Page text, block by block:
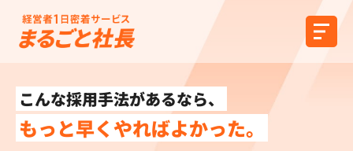
こんな採用手法があるなら、
もっと早くやればよかった。